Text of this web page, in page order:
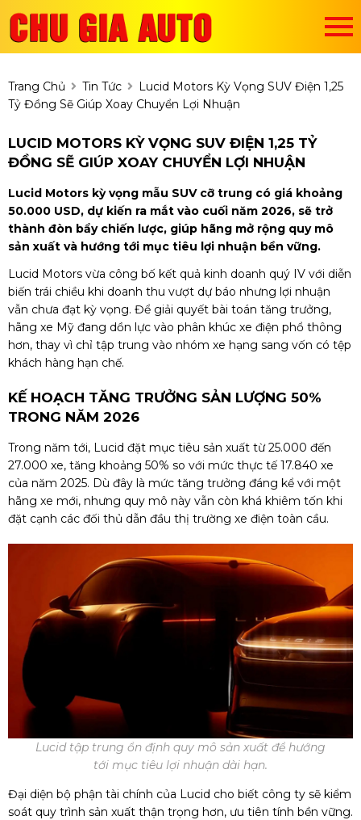
Trang Chủ Tin Tức
Lucid Motors Kỳ Vọng SUV Điện 1,25
Tỷ Đồng Sẽ Giúp Xoay Chuyển Lợi Nhuận
LUCID MOTORS KỲ VỌNG SUV ĐIỆN 1,25 TỶ
ĐỒNG SẼ GIÚP XOAY CHUYỂN LỢI NHUẬN
Lucid Motors kỳ vọng mẫu SUV cỡ trung có giá khoảng
50.000 USD, dự kiến ra mắt vào cuối năm 2026, sẽ trở
thành đòn bẩy chiến lược, giúp hãng mở rộng quy mô
sản xuất và hướng tới mục tiêu lợi nhuận bền vững.
Lucid Motors vừa công bố kết quả kinh doanh quý IV với diễn
biến trái chiều khi doanh thu vượt dự báo nhưng lợi nhuận
vẫn chưa đạt kỳ vọng. Để giải quyết bài toán tăng trưởng,
hãng xe Mỹ đang dồn lực vào phân khúc xe điện phổ thông
hơn, thay vì chỉ tập trung vào nhóm xe hạng sang vốn có tệp
khách hàng hạn chế.
KẾ HOẠCH TĂNG TRƯỞNG SẢN LƯỢNG 50%
TRONG NĂM 2026
Trong năm tới, Lucid đặt mục tiêu sản xuất từ 25.000 đến
27.000 xe, tăng khoảng 50% so với mức thực tế 17.840 xe
của năm 2025. Dù đây là mức tăng trưởng đáng kể với một
hãng xe mới, nhưng quy mô này vẫn còn khá khiêm tốn khi
đặt cạnh các đối thủ dẫn đầu thị trường xe điện toàn cầu.
Lucid tập trung ổn định quy mô sản xuất để hướng
tới mục tiêu lợi nhuận dài hạn.
Đại diện bộ phận tài chính của Lucid cho biết công ty sẽ kiểm
soát quy trình sản xuất thận trọng hơn, ưu tiên tính bền vững.